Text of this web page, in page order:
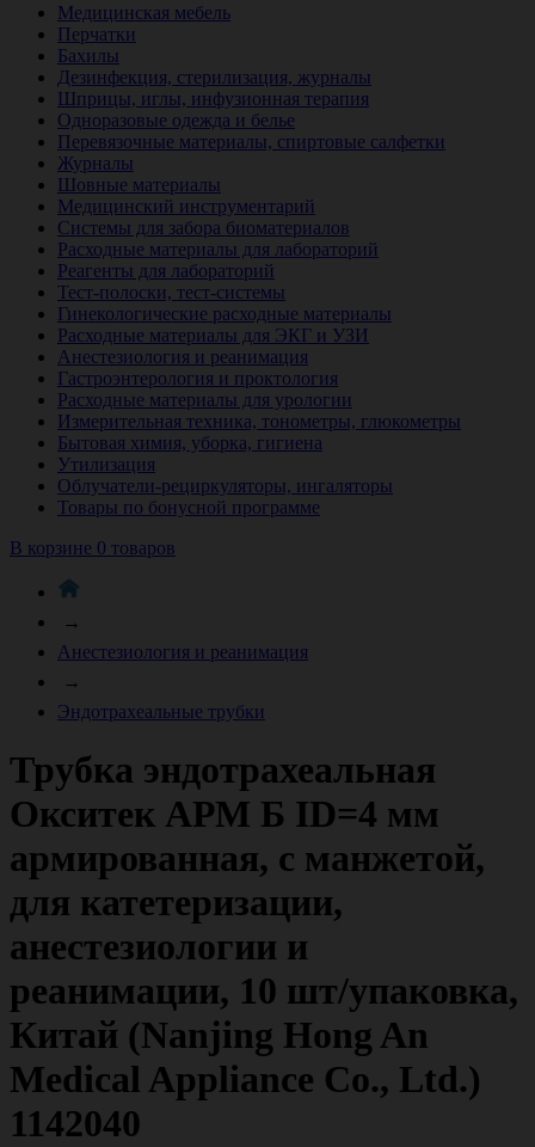
Медицинская мебель
Перчатки
Бахилы
Дезинфекция, стерилизация, журналы
Шприцы, иглы, инфузионная терапия
Одноразовые одежда и белье
Перевязочные материалы, спиртовые салфетки
Журналы
Шовные материалы
Медицинский инструментарий
Системы для забора биоматериалов
Расходные материалы для лабораторий
Реагенты для лабораторий
Тест-полоски, тест-системы
Гинекологические расходные материалы
Расходные материалы для ЭКГ и УЗИ
Анестезиология и реанимация
Гастроэнтерология и проктология
Расходные материалы для урологии
Измерительная техника, тонометры, глюкометры
Бытовая химия, уборка, гигиена
Утилизация
Облучатели-рециркуляторы, ингаляторы
Товары по бонусной программе
В корзине 0 товаров
→
Анестезиология и реанимация
→
Эндотрахеальные трубки
Трубка эндотрахеальная
Окситек АРМ Б ID=4 мм
армированная, с манжетой,
для катетеризации,
анестезиологии и
реанимации, 10 шт/упаковка,
Китай (Nanjing Hong An
Medical Appliance Co., Ltd.)
1142040